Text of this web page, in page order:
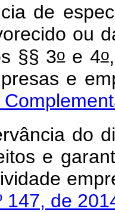
de
ou
§§ 3oe 4o
do
e
147, de